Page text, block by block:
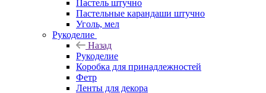
Пастель штучно
Пастельные карандаши штучно
Уголь, мел
Рукоделие
Назад
Рукоделие
Коробка для принадлежностей
Фетр
Ленты для декора